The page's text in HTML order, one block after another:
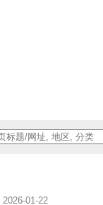
2026-01-22